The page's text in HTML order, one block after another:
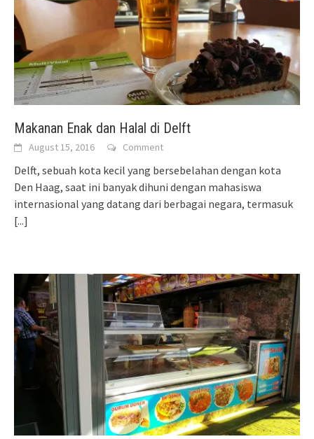
Makanan Enak dan Halal di Delft
August 15, 2016 Comment
Delft, sebuah kota kecil yang bersebelahan dengan kota
Den Haag, saat ini banyak dihuni dengan mahasiswa
internasional yang datang dari berbagai negara, termasuk
[...]